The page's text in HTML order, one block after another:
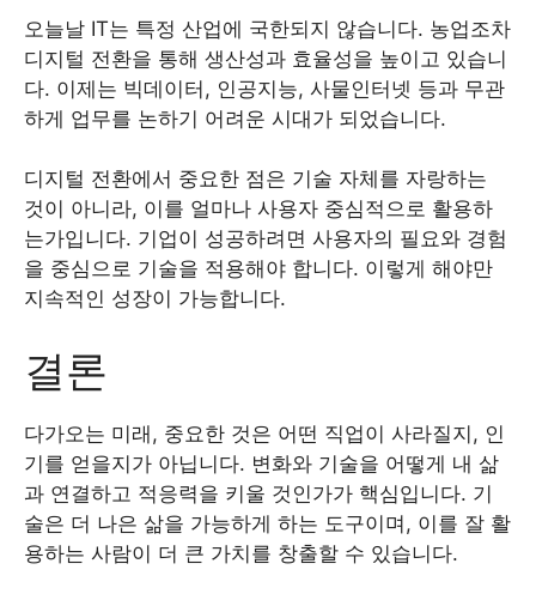
오늘날 IT는 특정 산업에 국한되지 않습니다. 농업조차
디지털 전환을 통해 생산성과 효율성을 높이고 있습니
다. 이제는 빅데이터, 인공지능, 사물인터넷 등과 무관
하게 업무를 논하기 어려운 시대가 되었습니다.
디지털 전환에서 중요한 점은 기술 자체를 자랑하는
것이 아니라, 이를 얼마나 사용자 중심적으로 활용하
는가입니다. 기업이 성공하려면 사용자의 필요와 경험
을 중심으로 기술을 적용해야 합니다. 이렇게 해야만
지속적인 성장이 가능합니다.
결론
다가오는 미래, 중요한 것은 어떤 직업이 사라질지, 인
기를 얻을지가 아닙니다. 변화와 기술을 어떻게 내 삶
과 연결하고 적응력을 키울 것인가가 핵심입니다. 기
술은 더 나은 삶을 가능하게 하는 도구이며, 이를 잘 활
용하는 사람이 더 큰 가치를 창출할 수 있습니다.